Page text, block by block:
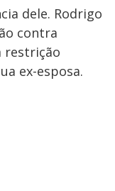
dele. Rodrigo
contra
restrição
ex-esposa.